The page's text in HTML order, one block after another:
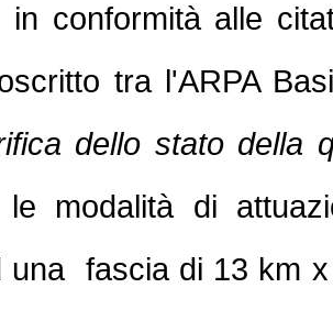
in conformità alle
tra l'ARPA
dello stato della
le modalità di
una fascia di 13 km